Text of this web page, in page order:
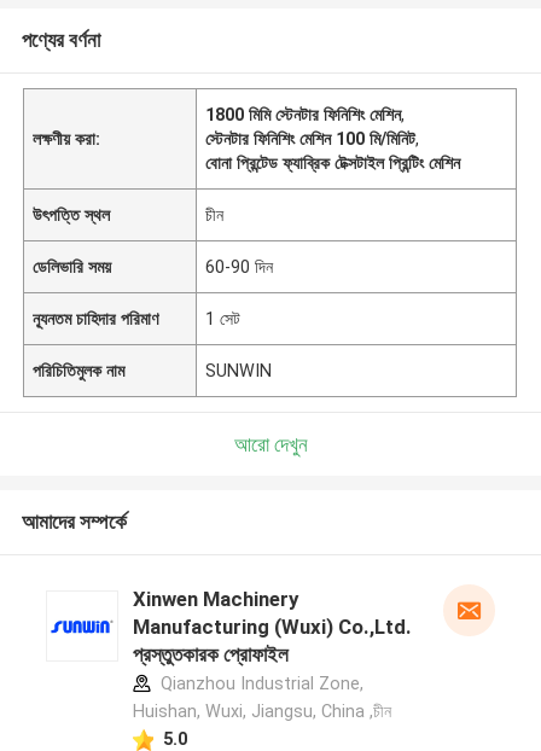
পণ্যের বর্ণনা
লক্ষণীয় করা:
1800 মিমি স্টেনটার ফিনিশিং মেশিন,
স্টেনটার ফিনিশিং মেশিন 100 মি/মিনিট,
বোনা প্রিন্টেড ফ্যাব্রিক টেক্সটাইল প্রিন্টিং মেশিন
উৎপত্তি স্থল চীন
ডেলিভারি সময় 60-90 দিন
ন্যূনতম চাহিদার পরিমাণ 1 সেট
পরিচিতিমুলক নাম SUNWIN
আরো দেখুন
আমাদের সম্পর্কে
Xinwen Machinery
Manufacturing (Wuxi) Co.,Ltd.
প্রস্তুতকারক প্রোফাইল
Qianzhou Industrial Zone,
Huishan, Wuxi, Jiangsu, China ,চীন
5.0